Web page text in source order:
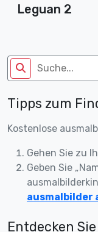
Leguan 2
Tipps zum
Kostenlose
Gehen Sie zu
Geben Sie
ausmalbilder
Entdecken